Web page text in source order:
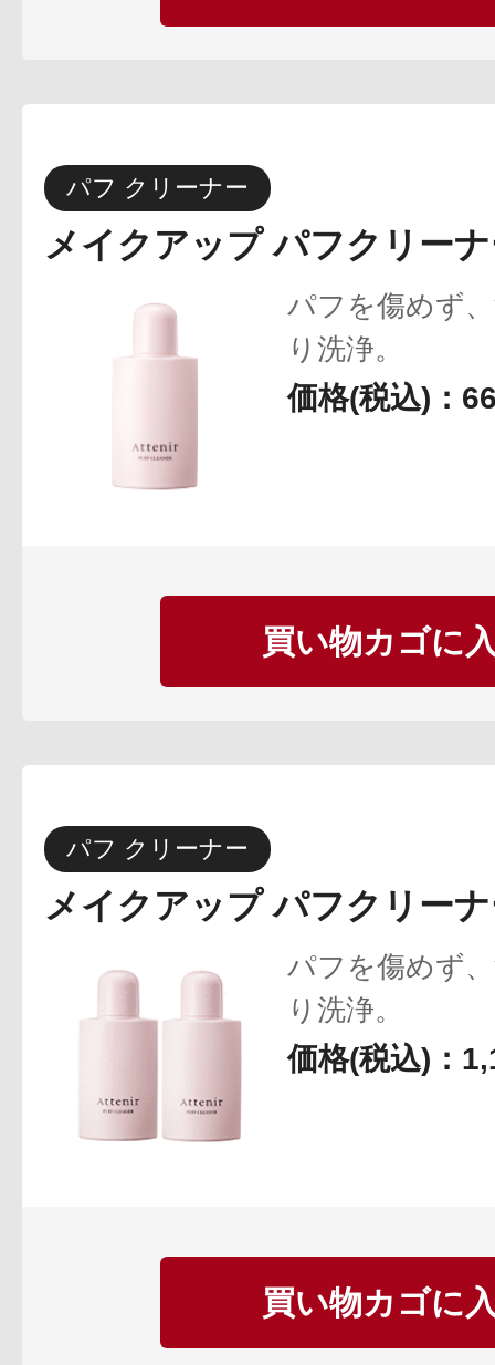
パフ クリーナー
メイクアップ パフクリー
パフを傷めず
り洗浄。
価格(税込)：
買い物カゴに
パフ クリーナー
メイクアップ パフクリー
パフを傷めず
り洗浄。
価格(税込)：
買い物カゴに